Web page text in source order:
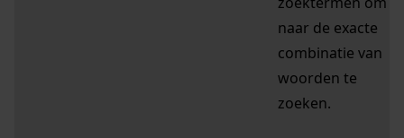
naar de exacte
combinatie van
woorden te
zoeken.